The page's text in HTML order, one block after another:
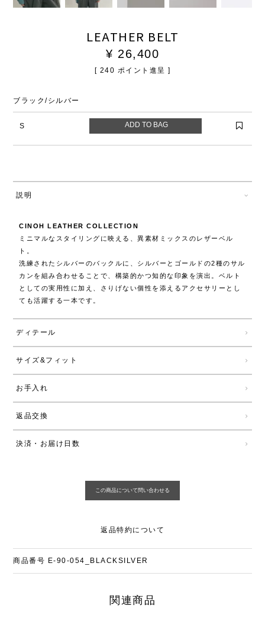
LEATHER BELT
¥ 26,400
[ 240 ポイント進呈 ]
ブラック/シルバー
S
説明
CINOH LEATHER COLLECTION
ミニマルなスタイリングに映える、異素材ミックスのレザーベル
ト。
洗練されたシルバーのバックルに、シルバーとゴールドの2種のサル
カンを組み合わせることで、構築的かつ知的な印象を演出。ベルト
としての実用性に加え、さりげない個性を添えるアクセサリーとし
ても活躍する一本です。
ディテール
サイズ&フィット
お手入れ
返品交換
決済・お届け日数
返品特約について
商品番号 E-90-054_BLACKSILVER
関連商品